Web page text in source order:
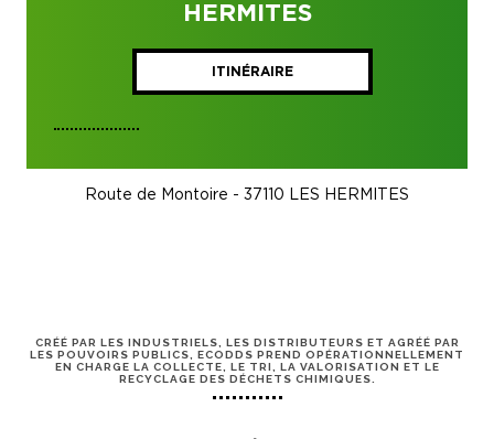
HERMITES
ITINÉRAIRE
Route de Montoire - 37110 LES HERMITES
CRÉÉ PAR LES INDUSTRIELS, LES DISTRIBUTEURS ET AGRÉÉ PAR
LES POUVOIRS PUBLICS, ECODDS PREND OPÉRATIONNELLEMENT
EN CHARGE LA COLLECTE, LE TRI, LA VALORISATION ET LE
RECYCLAGE DES DÉCHETS CHIMIQUES.